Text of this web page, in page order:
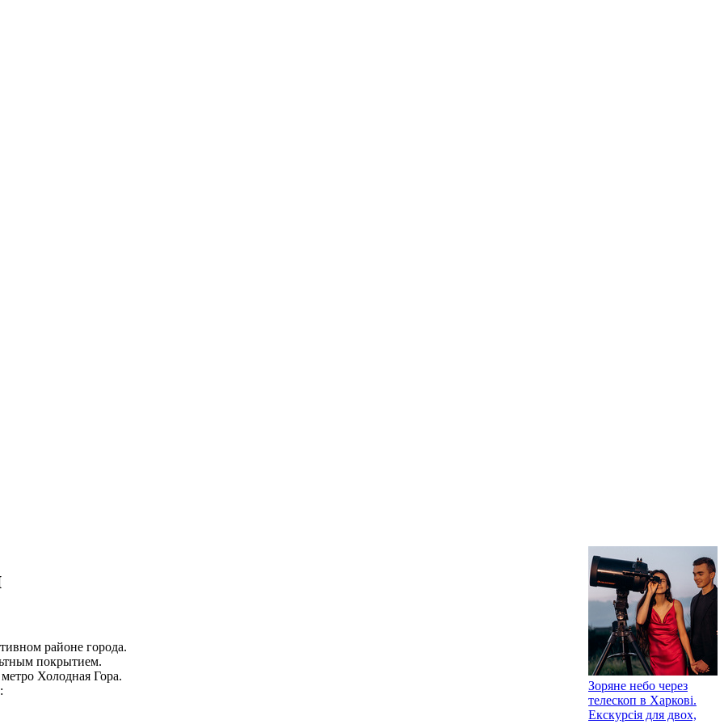
районе города.
покрытием.
Холодная Гора.
Зоряне небо через
телескоп в Харкові.
Екскурсія для двох,